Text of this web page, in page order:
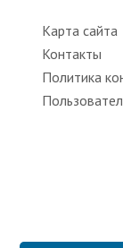
Карта сайта
Контакты
Политика